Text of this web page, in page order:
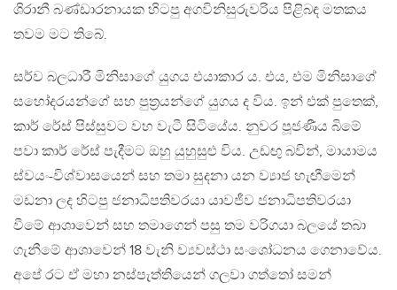
ශිරානී බණ්ඩාරනායක හිටපු අගවිනිසුරුවරිය පිළිබඳ මතකය
තවම මට තිබේ.
සර්ව බලධාරී මිනිසාගේ යුගය එයාකාර ය. එය, එම මිනිසාගේ
සහෝදරයන්ගේ සහ පුත‍්‍රයන්ගේ යුගය ද විය. ඉන් එක් පුතෙක්,
කාර් රේස් පිස්සුවට වහ වැටී සිටියේය. නුවර පූජණීය බිමේ
පවා කාර් රේස් පැදීමට ඔහු යුහුසුළු විය. උඩඟු බවින්, මායාමය
ස්වයං-විශ්වාසයෙන් සහ තමා සුදනා යන ව්‍යාජ හැඟීමෙන්
මඩනා ලද හිටපු ජනාධිපතිවරයා යාවජීව ජනාධිපතිවරයා
වීමේ ආශාවෙන් සහ තමාගෙන් පසු තම වරිගයා බලයේ තබා
ගැනීමේ ආශාවෙන් 18 වැනි ව්‍යවස්ථා සංශෝධනය ගෙනාවේය.
අපේ රට ඒ මහා නස්පැත්තියෙන් ගලවා ගත්තෝ සමන්